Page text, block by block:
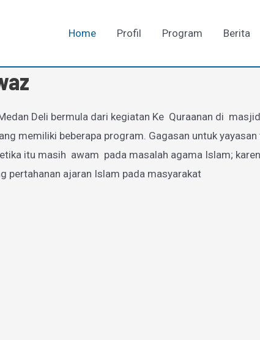
Home Profil Program Berita
Deli bermula dari kegiatan Ke Quraanan di
memiliki beberapa program. Gagasan untuk
itu masih awam pada masalah agama Islam;
pertahanan ajaran Islam pada masyarakat